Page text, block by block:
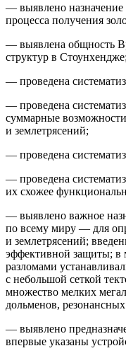
— выявлено назначение
процесса получения
— выявлена общность
структур в Стоунхендже;
— проведена
— проведена
суммарные
и землетрясений;
— проведена
— проведена
их схожее
— выявлено важное
по всему миру — для
и землетрясений;
эффективной защиты; в
разломами
с небольшой сеткой
множество мелких
дольменов,
— выявлено
впервые указаны